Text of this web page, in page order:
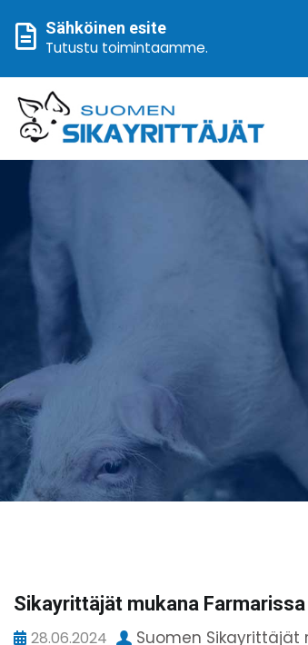
Sähköinen esite
Tutustu toimintaamme.
Sikayrittäjät mukana Farmarissa
28.06.2024
Suomen Sikayrittäjät